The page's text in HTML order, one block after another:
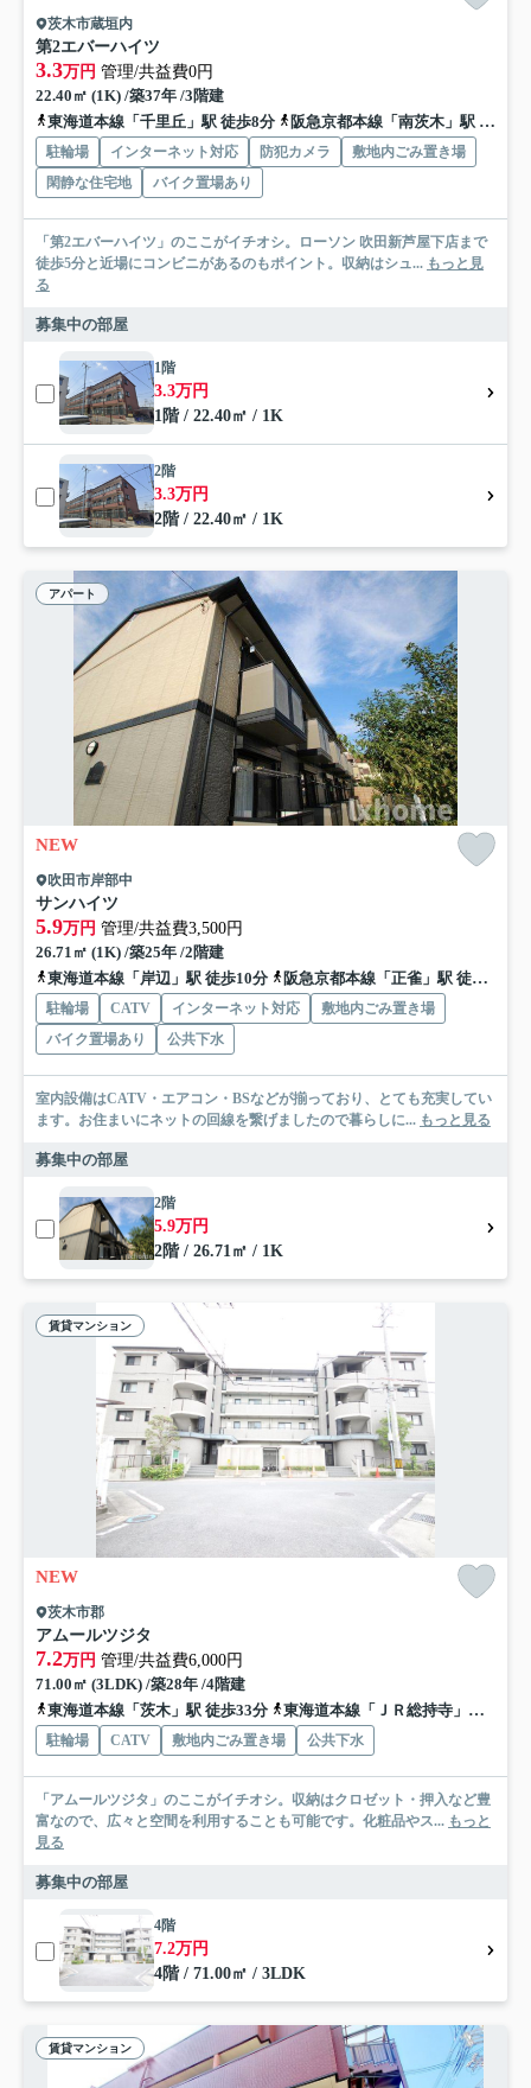
茨木市蔵垣内
第2エバーハイツ
3.3万円 管理/共益費0円
22.40㎡ (1K) /築37年 /3階建
東海道本線「千里丘」駅 徒歩8分
阪急京都本線「南茨木」駅 徒歩15分
駐輪場 インターネット対応 防犯カメラ
敷地内ごみ置き場
閑静な住宅地
バイク置場あり
「第2エバーハイツ」のここがイチオシ。ローソン 吹田新芦屋下店まで
徒歩5分と近場にコンビニがあるのもポイント。収納はシュ... もっと見
る
募集中の部屋
1階
3.3万円
1階 / 22.40㎡ / 1K
2階
3.3万円
2階 / 22.40㎡ / 1K
アパート
NEW
吹田市岸部中
サンハイツ
5.9万円 管理/共益費3,500円
26.71㎡ (1K) /築25年 /2階建
東海道本線「岸辺」駅 徒歩10分
阪急京都本線「正雀」駅 徒歩16分
駐輪場 CATV インターネット対応
敷地内ごみ置き場
バイク置場あり
公共下水
室内設備はCATV・エアコン・BSなどが揃っており、とても充実してい
ます。お住まいにネットの回線を繋げましたので暮らしに... もっと見る
募集中の部屋
2階
5.9万円
2階 / 26.71㎡ / 1K
賃貸マンション
NEW
茨木市郡
アムールツジタ
7.2万円 管理/共益費6,000円
71.00㎡ (3LDK) /築28年 /4階建
東海道本線「茨木」駅 徒歩33分
東海道本線「ＪＲ総持寺」駅 徒歩34分
駐輪場 CATV 敷地内ごみ置き場 公共下水
「アムールツジタ」のここがイチオシ。収納はクロゼット・押入など豊
富なので、広々と空間を利用することも可能です。化粧品やス... もっと
見る
募集中の部屋
4階
7.2万円
4階 / 71.00㎡ / 3LDK
賃貸マンション